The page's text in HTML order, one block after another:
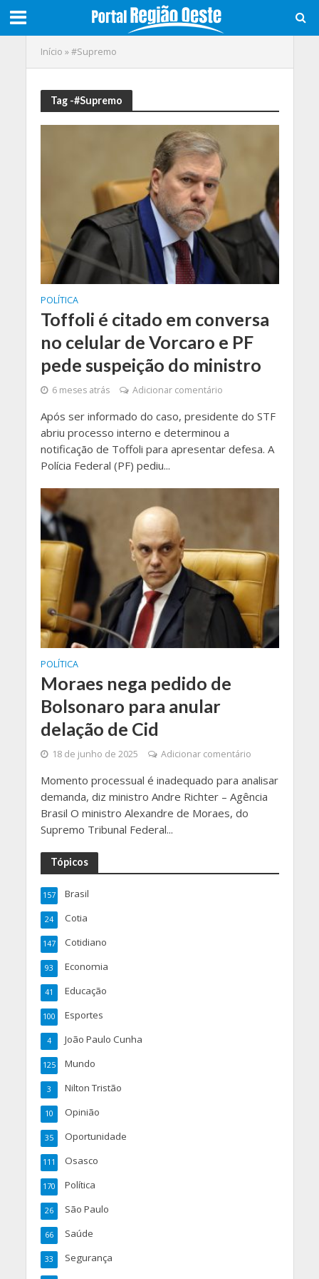
Início »#Supremo
Tag -#Supremo
POLÍTICA
Toffoli é citado em conversa
no celular de Vorcaro e PF
pede suspeição do ministro
6 meses atrás Adicionar comentário
Após ser informado do caso, presidente do STF
abriu processo interno e determinou a
notificação de Toffoli para apresentar defesa. A
Polícia Federal (PF) pediu...
POLÍTICA
Moraes nega pedido de
Bolsonaro para anular
delação de Cid
18 de junho de 2025 Adicionar comentário
Momento processual é inadequado para analisar
demanda, diz ministro Andre Richter – Agência
Brasil O ministro Alexandre de Moraes, do
Supremo Tribunal Federal...
Tópicos
Brasil
157
Cotia
24
Cotidiano
147
Economia
93
Educação
41
Esportes
100
João Paulo Cunha
4
Mundo
125
Nilton Tristão
3
Opinião
10
Oportunidade
35
Osasco
111
Política
170
São Paulo
26
Saúde
66
Segurança
33